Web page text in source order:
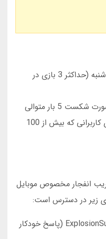
بازی رایگان در روزهای دوشنبه (حداکثر 3 بازی در
هدیه 50 هزار تومانی برای کاربرانی که بیش از 100
انفجار مخصوص موبایل
ربات تلگرام: @ExplosionSupportBot (پاسخ خودکار